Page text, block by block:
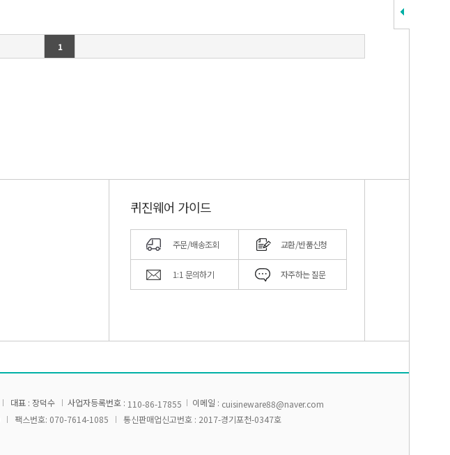
1
퀴진웨어 가이드
주문/배송조회 교환/반품신청
1:1 문의하기 자주하는 질문
대표 : 장덕수 사업자등록번호 : 110-86-17855 이메일 : cuisineware88@naver.com
팩스번호: 070-7614-1085 통신판매업신고번호 : 2017-경기포천-0347호